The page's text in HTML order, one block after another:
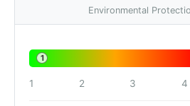
Environmental
1
1 2 3 4